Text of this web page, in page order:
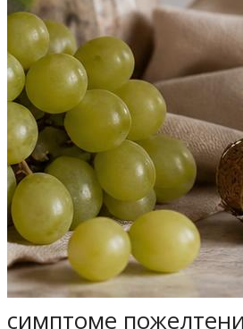
симптоме